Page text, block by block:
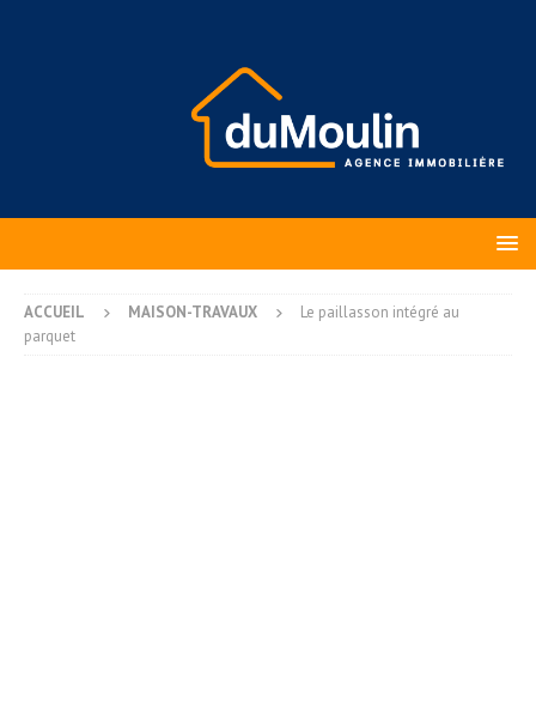
ACCUEIL MAISON-TRAVAUX
Le paillasson intégré au
parquet